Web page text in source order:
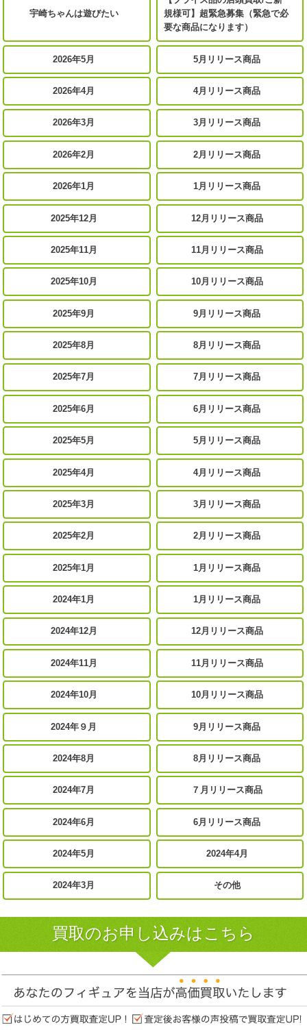
宇崎ちゃんは遊びたい
規様可】超緊急募集（緊急で必
要な商品になります）
2026年5月 5月リリース商品
2026年4月 4月リリース商品
2026年3月 3月リリース商品
2026年2月 2月リリース商品
2026年1月 1月リリース商品
2025年12月 12月リリース商品
2025年11月 11月リリース商品
2025年10月 10月リリース商品
2025年9月 9月リリース商品
2025年8月 8月リリース商品
2025年7月 7月リリース商品
2025年6月 6月リリース商品
2025年5月 5月リリース商品
2025年4月 4月リリース商品
2025年3月 3月リリース商品
2025年2月 2月リリース商品
2025年1月 1月リリース商品
2024年1月 1月リリース商品
2024年12月 12月リリース商品
2024年11月 11月リリース商品
2024年10月 10月リリース商品
2024年９月 9月リリース商品
2024年8月 8月リリース商品
2024年7月 ７月リリース商品
2024年6月 6月リリース商品
2024年5月 2024年4月
2024年3月 その他
買取のお申し込みはこちら